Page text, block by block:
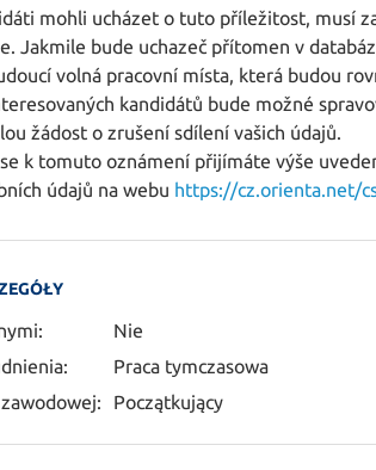
mohli ucházet o tuto příležitost, musí
Jakmile bude uchazeč přítomen v
volná pracovní místa, která budou
kandidátů bude možné
žádost o zrušení sdílení vašich údajů.
k tomuto oznámení přijímáte výše
údajů na webu https://cz.orienta.net/
Nie
Praca tymczasowa
Początkujący